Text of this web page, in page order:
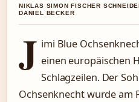
NIKLAS SIMON FISCHER
DANIEL BECKER
J imi Blue
einen europäischen
Schlagzeilen. Der
Ochsenknecht wurde am